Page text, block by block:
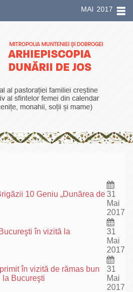
MAI 2017
10 Geniu „Dunărea de31
Mai
2017
în vizită la
31
Mai
2017
în vizită de rămas bun
la Bucureşti
31
Mai
2017